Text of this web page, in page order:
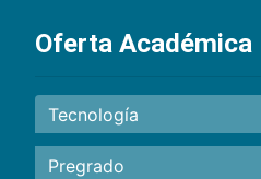
Oferta Académica
Tecnología
Pregrado